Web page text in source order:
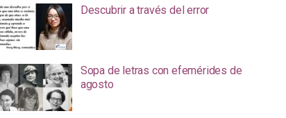
Descubrir a través del error
Sopa de letras con efemérides de
agosto